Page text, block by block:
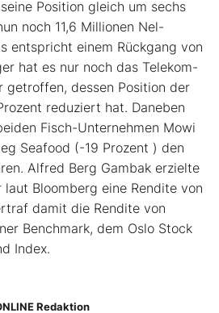
Position gleich um sechs
noch 11,6 Millionen Nel-
entspricht einem Rückgang von
hat es nur noch das Telekom-
getroffen, dessen Position der
reduziert hat. Daneben
Fisch-Unternehmen Mowi
Seafood (-19 Prozent ) den
Alfred Berg Gambak erzielte
Bloomberg eine Rendite von
damit die Rendite von
Benchmark, dem Oslo Stock
Index.
Redaktion